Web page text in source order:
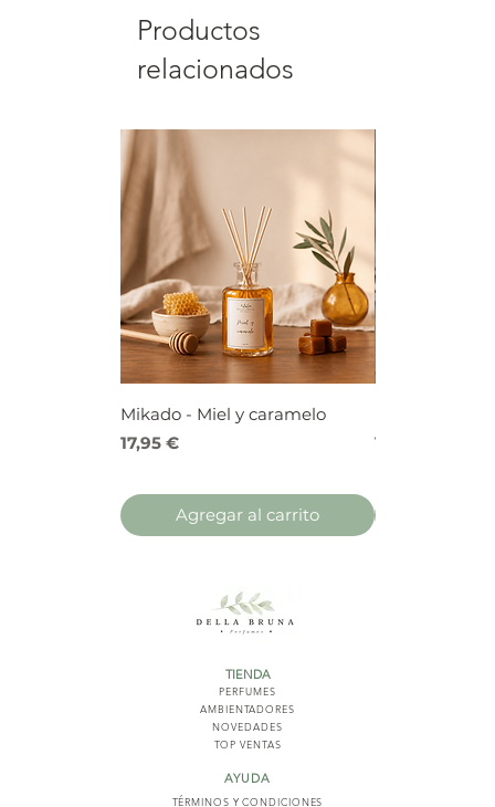
Productos
relacionados
Mikado - Miel y caramelo
Precio
17,95 €
Agregar al carrito
Precio
17,95 €
TIENDA
PERFUMES
AMBIENTADORES
NOVEDADES
TOP VENTAS
AYUDA
TÉRMINOS Y CONDICIONES